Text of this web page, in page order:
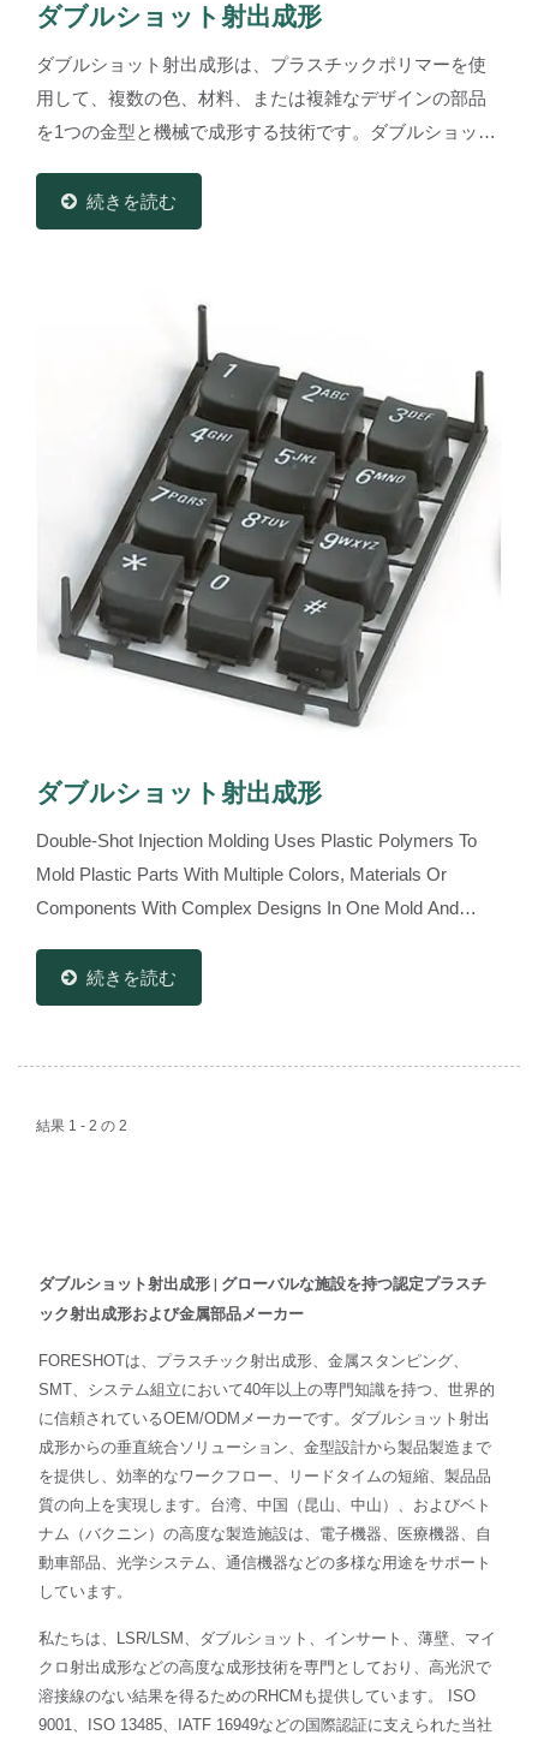
ダブルショット射出成形
ダブルショット射出成形は、プラスチックポリマーを使
用して、複数の色、材料、または複雑なデザインの部品
を1つの金型と機械で成形する技術です。ダブルショット
ンプルで費用効果が高いです。 ダブルショット射出成形
は、接合部の強度が考慮すべき重要な問題の一つである
用してサイクルタイム、組立コスト、人材、離職率を短
縮できます。 ダブルショット射出成形は、キーボード、
コンピュータ/通信/消費者電子機器、電子部品、精密部
品、車両アクセサリーなどに適用されます。
続きを読む
ダブルショット射出成形
Double-Shot Injection Molding Uses Plastic Polymers To
Mold Plastic Parts With Multiple Colors, Materials Or
Components With Complex Designs In One Mold And
続きを読む
結果 1 - 2 の 2
ダブルショット射出成形 | グローバルな施設を持つ認定プラスチ
ック射出成形および金属部品メーカー
FORESHOTは、プラスチック射出成形、金属スタンピング、
SMT、システム組立において40年以上の専門知識を持つ、世界的
に信頼されているOEM/ODMメーカーです。ダブルショット射出
成形からの垂直統合ソリューション、金型設計から製品製造まで
を提供し、効率的なワークフロー、リードタイムの短縮、製品品
質の向上を実現します。台湾、中国（昆山、中山）、およびベト
ナム（バクニン）の高度な製造施設は、電子機器、医療機器、自
動車部品、光学システム、通信機器などの多様な用途をサポート
しています。
私たちは、LSR/LSM、ダブルショット、インサート、薄壁、マイ
クロ射出成形などの高度な成形技術を専門としており、高光沢で
溶接線のない結果を得るためのRHCMも提供しています。 ISO
9001、ISO 13485、IATF 16949などの国際認証に支えられた当社